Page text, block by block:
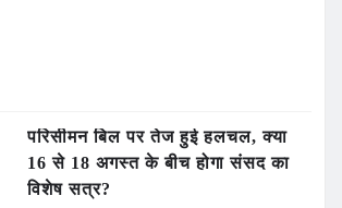
परिसीमन बिल पर तेज हुई हलचल, क्या
16 से 18 अगस्त के बीच होगा संसद का
विशेष सत्र?